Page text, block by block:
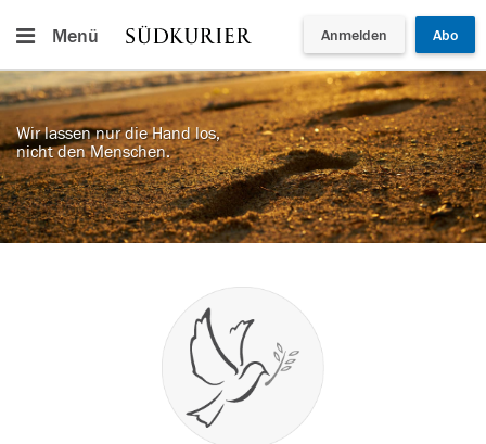
Menü Anmelden Abo
Wir lassen nur die Hand los,
nicht den Menschen.